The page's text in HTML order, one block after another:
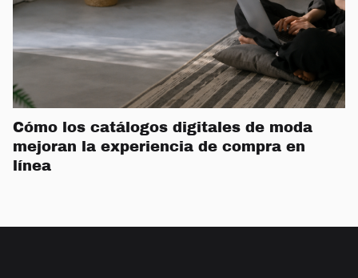
Cómo los catálogos digitales de moda
mejoran la experiencia de compra en
línea